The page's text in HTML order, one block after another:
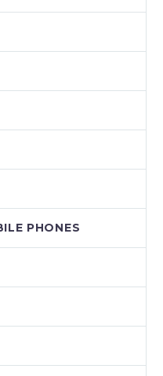
PHONES